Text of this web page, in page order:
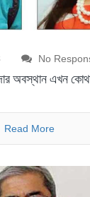
No
অবস্থান এখন
Read More